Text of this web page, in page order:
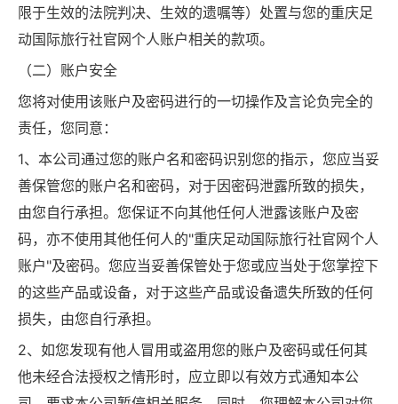
限于生效的法院判决、生效的遗嘱等）处置与您的重庆足
动国际旅行社官网个人账户相关的款项。
（二）账户安全
您将对使用该账户及密码进行的一切操作及言论负完全的
责任，您同意：
1、本公司通过您的账户名和密码识别您的指示，您应当妥
善保管您的账户名和密码，对于因密码泄露所致的损失，
由您自行承担。您保证不向其他任何人泄露该账户及密
码，亦不使用其他任何人的"重庆足动国际旅行社官网个人
账户"及密码。您应当妥善保管处于您或应当处于您掌控下
的这些产品或设备，对于这些产品或设备遗失所致的任何
损失，由您自行承担。
2、如您发现有他人冒用或盗用您的账户及密码或任何其
他未经合法授权之情形时，应立即以有效方式通知本公